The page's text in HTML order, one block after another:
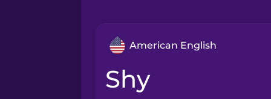
American English
shy